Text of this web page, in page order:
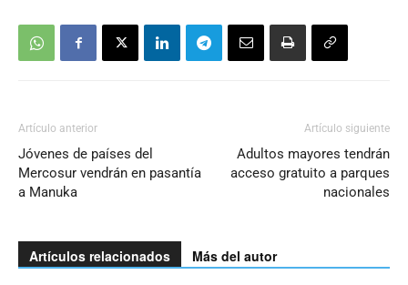
Artículo anterior
Jóvenes de países del
Mercosur vendrán en pasantía
a Manuka
Artículo siguiente
Adultos mayores tendrán
acceso gratuito a parques
nacionales
Artículos relacionados Más del autor